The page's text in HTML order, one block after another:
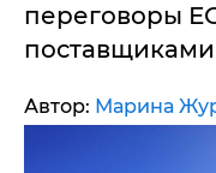
переговоры
поставщиками
Автор: Марина